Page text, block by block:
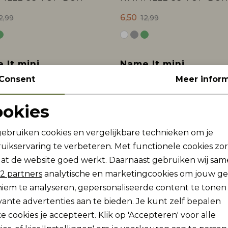
6,50 12,99
It mini
SS POLO
Sale
Name It mini
NMMFEN SS POLO
9,00 17,99
It mini
NMMRENE LS NREG GRANDAD TOP
Sale
Name It mini
9,50 18,99
cookies
cookies Marketing cookies
Meer
cookies en vergelijkbare technieken om je
te verbeteren. Met functionele cookies
de website goed werkt. Daarnaast gebruiken wij
2 partners analytische en marketingcookies om jouw
te analyseren, gepersonaliseerde content te tonen
advertenties aan te bieden. Je kunt zelf bepalen
cookies je accepteert. Klik op 'Accepteren' voor alle